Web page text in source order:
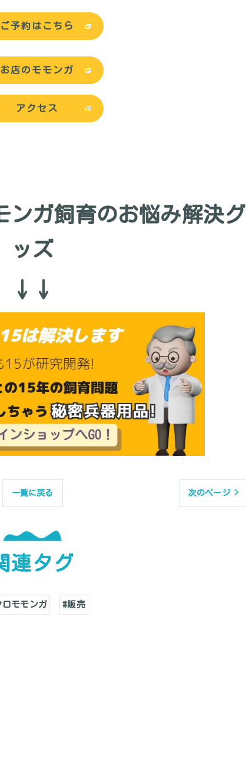
ご予約はこちら
お店のモモンガ
アクセス
ンガ飼育のお悩み解決グ
ッズ
↓↓
一覧に戻る 次のページ >
連タグ
ロモモンガ #販売